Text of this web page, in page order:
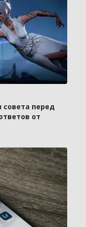
совета перед
от